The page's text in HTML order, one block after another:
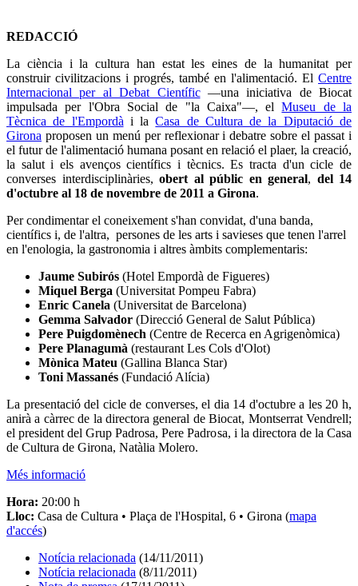
REDACCIÓ
La ciència i la cultura han estat les eines de la humanitat per
construir civilitzacions i progrés, també en l'alimentació. El Centre
Internacional per al Debat Científic—una iniciativa de Biocat
impulsada per l'Obra Social de "la Caixa"—, elMuseu de la
Tècnica de l'Empordài laCasa de Cultura de la Diputació de
Girona proposen un menú per reflexionar i debatre sobre el passat i
el futur de l'alimentació humana posant en relació el plaer, la creació,
la salut i els avenços científics i tècnics. Es tracta d'un cicle de
converses interdisciplinàries, obert al públic en general, del 14
d'octubre al 18 de novembre de 2011 a Girona.
Per condimentar el coneixement s'han convidat, d'una banda,
científics i, de l'altra, persones de les arts i savieses que tenen l'arrel
en l'enologia, la gastronomia i altres àmbits complementaris:
Jaume Subirós (Hotel Empordà de Figueres)
Miquel Berga (Universitat Pompeu Fabra)
Enric Canela (Universitat de Barcelona)
Gemma Salvador (Direcció General de Salut Pública)
Pere Puigdomènech (Centre de Recerca en Agrigenòmica)
Pere Planagumà (restaurant Les Cols d'Olot)
Mònica Mateu (Gallina Blanca Star)
Toni Massanés (Fundació Alícia)
La presentació del cicle de converses, el dia 14 d'octubre a les 20 h,
anirà a càrrec de la directora general de Biocat, Montserrat Vendrell;
el president del Grup Padrosa, Pere Padrosa, i la directora de la Casa
de Cultura de Girona, Natàlia Molero.
Més informació
Hora: 20:00 h
Lloc: Casa de Cultura • Plaça de l'Hospital, 6 • Girona (mapa
d'accés)
Notícia relacionada (14/11/2011)
Notícia relacionada (8/11/2011)